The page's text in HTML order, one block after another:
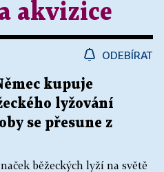
akvizice
ODEBÍRAT
kupuje
lyžování
se přesune z
běžeckých lyží na světě